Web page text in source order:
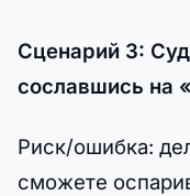
Сценарий 3:
сославшись на
Риск/ошибка:
сможете